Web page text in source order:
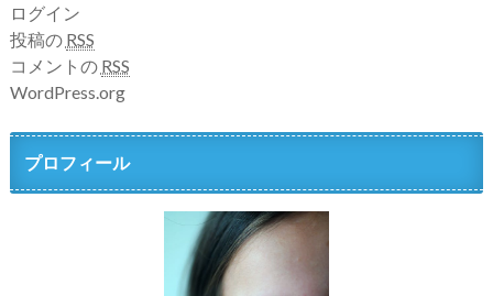
ログイン
投稿の RSS
コメントの RSS
WordPress.org
プロフィール